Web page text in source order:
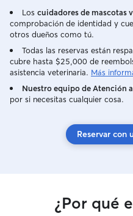
Los cuidadores de mascotas
comprobación de identidad y
otros dueños como tú.
Todas las reservas están
cubre hasta $25,000 de
asistencia veterinaria. Más
Nuestro equipo de Atención
por si necesitas cualquier cosa.
Reservar con
¿Por qué